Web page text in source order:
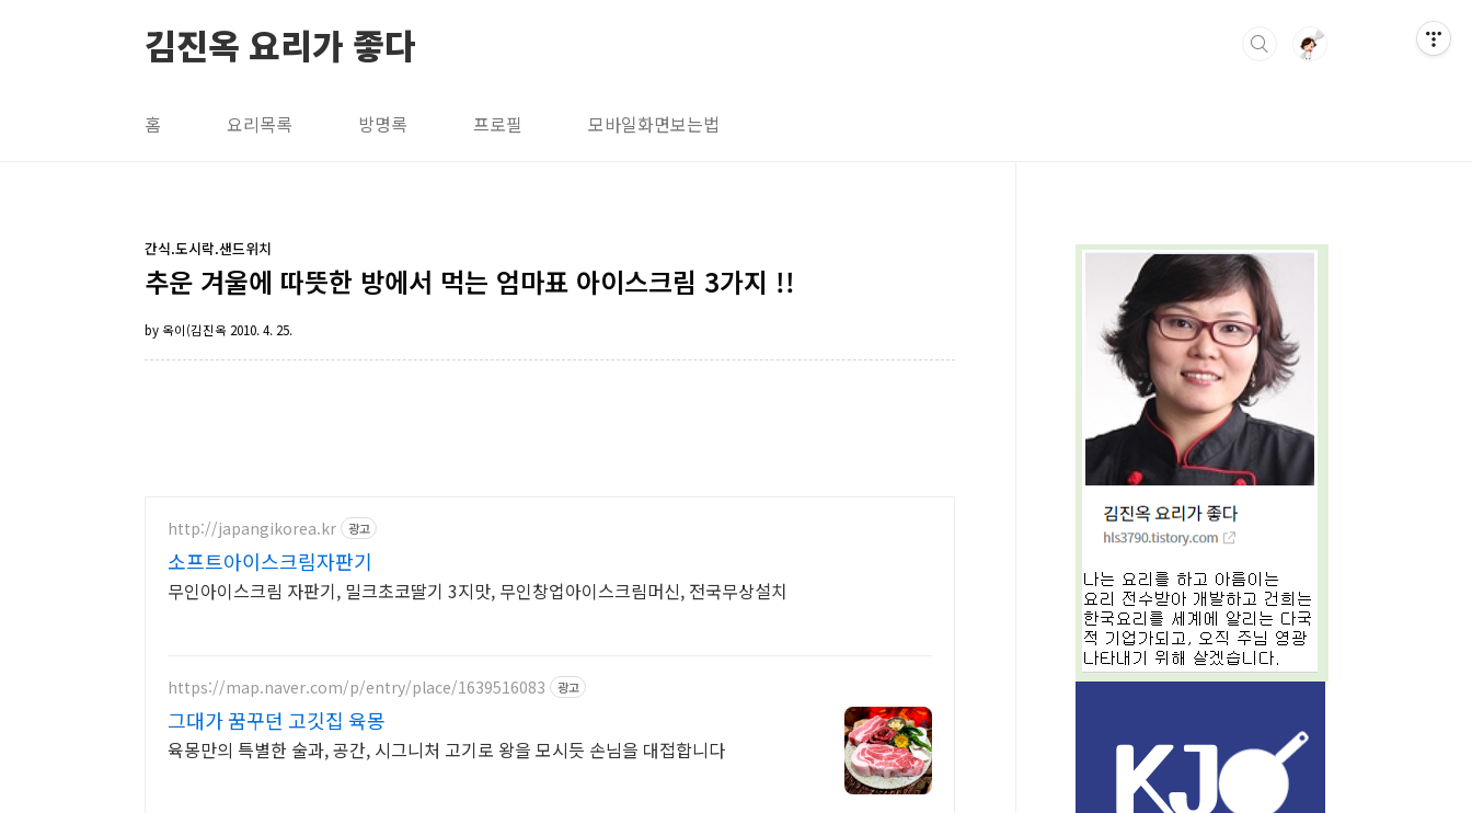
김진옥 요리가 좋다
홈 요리목록 방명록 프로필 모바일화면보는법
간식.도시락.샌드위치
추운 겨울에 따뜻한 방에서 먹는 엄마표 아이스크림 3가지 !!
by 옥이(김진옥 2010. 4. 25.
http://japangikorea.kr 광고
소프트아이스크림자판기
무인아이스크림 자판기, 밀크초코딸기 3지맛, 무인창업아이스크림머신, 전국무상설치
https://map.naver.com/p/entry/place/1639516083 광고
그대가 꿈꾸던 고깃집 육몽
육몽만의 특별한 술과, 공간, 시그니처 고기로 왕을 모시듯 손님을 대접합니다